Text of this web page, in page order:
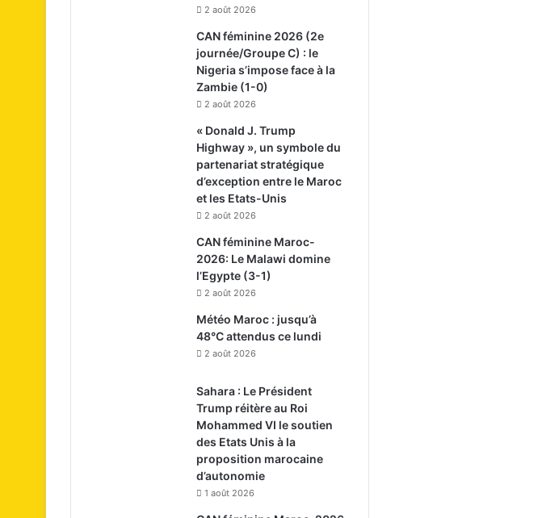
2 août 2026
CAN féminine 2026 (2e
journée/Groupe C) : le
Nigeria s’impose face à la
Zambie (1-0)
2 août 2026
« Donald J. Trump
Highway », un symbole du
partenariat stratégique
d’exception entre le Maroc
et les Etats-Unis
2 août 2026
CAN féminine Maroc-
2026: Le Malawi domine
l’Egypte (3-1)
2 août 2026
Météo Maroc : jusqu’à
48°C attendus ce lundi
2 août 2026
Sahara : Le Président
Trump réitère au Roi
Mohammed VI le soutien
des Etats Unis à la
proposition marocaine
d’autonomie
1 août 2026